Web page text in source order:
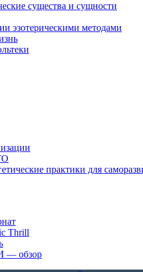
существа и сущности
эзотерическими методами
практики для
Thrill
— обзор